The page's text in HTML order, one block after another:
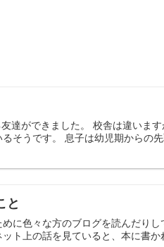
達ができました。 校舎は違いま
そうです。 息子は幼児期からの
と
に色々な方のブログを読んだり
ト上の話を見ていると、本に書